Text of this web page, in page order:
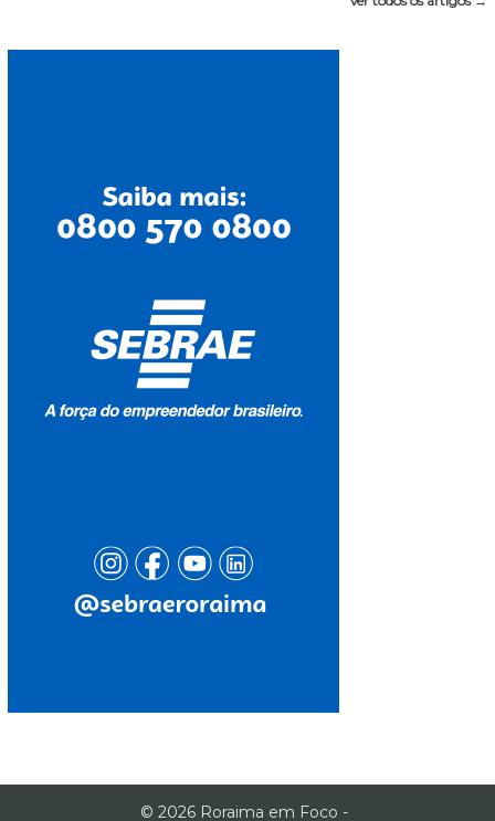
© 2026 Roraima em Foco -